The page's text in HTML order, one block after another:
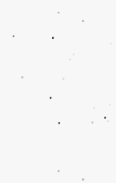
histamina?